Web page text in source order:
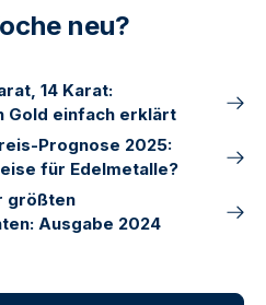
neu?
14 Karat:
Gold einfach erklärt
Prognose 2025:
für Edelmetalle?
größten
Ausgabe 2024